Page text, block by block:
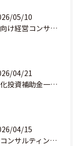
05/10
個人向け経営コンサルタント料金の全貌を徹底解説
04/21
省力化投資補助金一般型を経営コンサルティングと安心して活用するための実践ノウハウ
04/15
経営コンサルティングと省力化補助金で人手不足企業が成果を出す実践事例集